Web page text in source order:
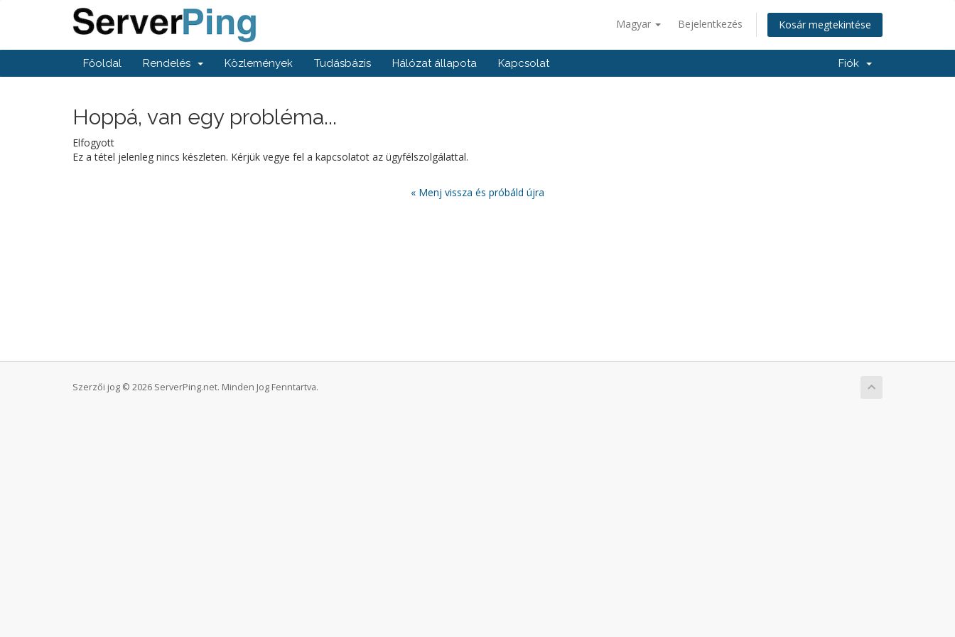
Magyar Bejelentkezés Kosár megtekintése
Főoldal Rendelés Közlemények Tudásbázis Hálózat állapota Kapcsolat Fiók
Hoppá, van egy probléma...
Elfogyott
Ez a tétel jelenleg nincs készleten. Kérjük vegye fel a kapcsolatot az ügyfélszolgálattal.
« Menj vissza és próbáld újra
Szerzői jog © 2026 ServerPing.net. Minden Jog Fenntartva.